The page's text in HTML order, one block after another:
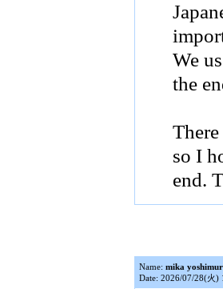
We
the
so I
end.
Name: mika
Date: 2026/07/28(火)